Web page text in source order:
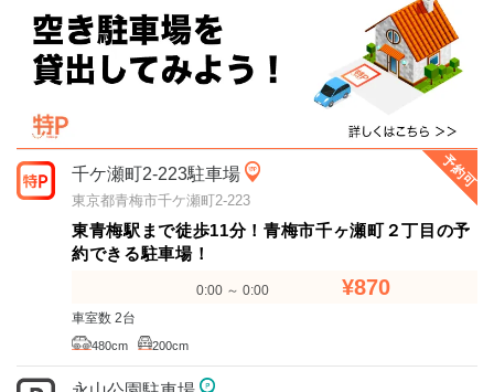
予約可
千ケ瀬町2-223駐車場
東京都青梅市千ケ瀬町2-223
東青梅駅まで徒歩11分！青梅市千ヶ瀬町２丁目の予
約できる駐車場！
0:00 ～ 0:00 ¥870
車室数 2台
480cm 200cm